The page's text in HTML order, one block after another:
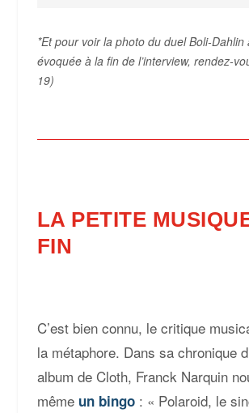
*Et pour voir la photo du duel Boli-Dahlin
évoquée à la fin de l’interview, rendez-
19)
LA PETITE
FIN
C’est bien connu, le critique
la métaphore. Dans sa chronique
album de Cloth, Franck Narquin
même un bingo: « Polaroid, le